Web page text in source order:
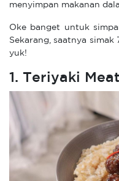
menyimpan makanan
Oke banget untuk
Sekarang, saatnya simak
yuk!
1. Teriyaki